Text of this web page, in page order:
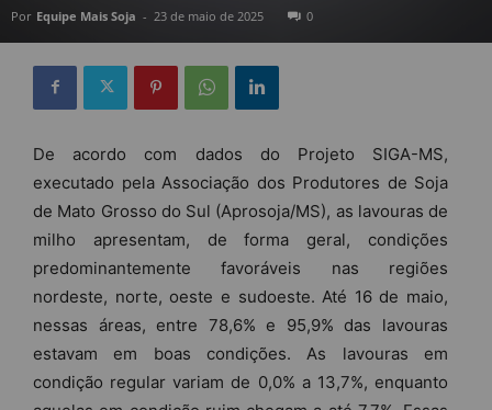
Por Equipe Mais Soja - 23 de maio de 2025 0
De acordo com dados do Projeto SIGA-MS,
executado pela Associação dos Produtores de Soja
de Mato Grosso do Sul (Aprosoja/MS), as lavouras de
milho apresentam, de forma geral, condições
predominantemente favoráveis nas regiões
nordeste, norte, oeste e sudoeste. Até 16 de maio,
nessas áreas, entre 78,6% e 95,9% das lavouras
estavam em boas condições. As lavouras em
condição regular variam de 0,0% a 13,7%, enquanto